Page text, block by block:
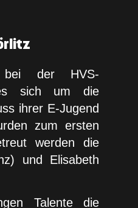
bei der HVS-
es sich um die
ihrer E-Jugend
zum ersten
werden die
und Elisabeth
Talente die